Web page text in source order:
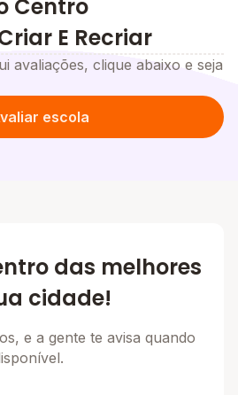
Centro
E Recriar
avaliações, clique abaixo e seja
escola
das melhores
cidade!
e a gente te avisa quando